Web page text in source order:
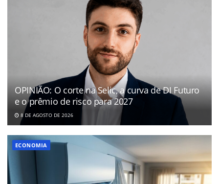
OPINIÃO: O corte na Selic, a curva de DI Futuro
e o prêmio de risco para 2027
8 DE AGOSTO DE 2026
ECONOMIA